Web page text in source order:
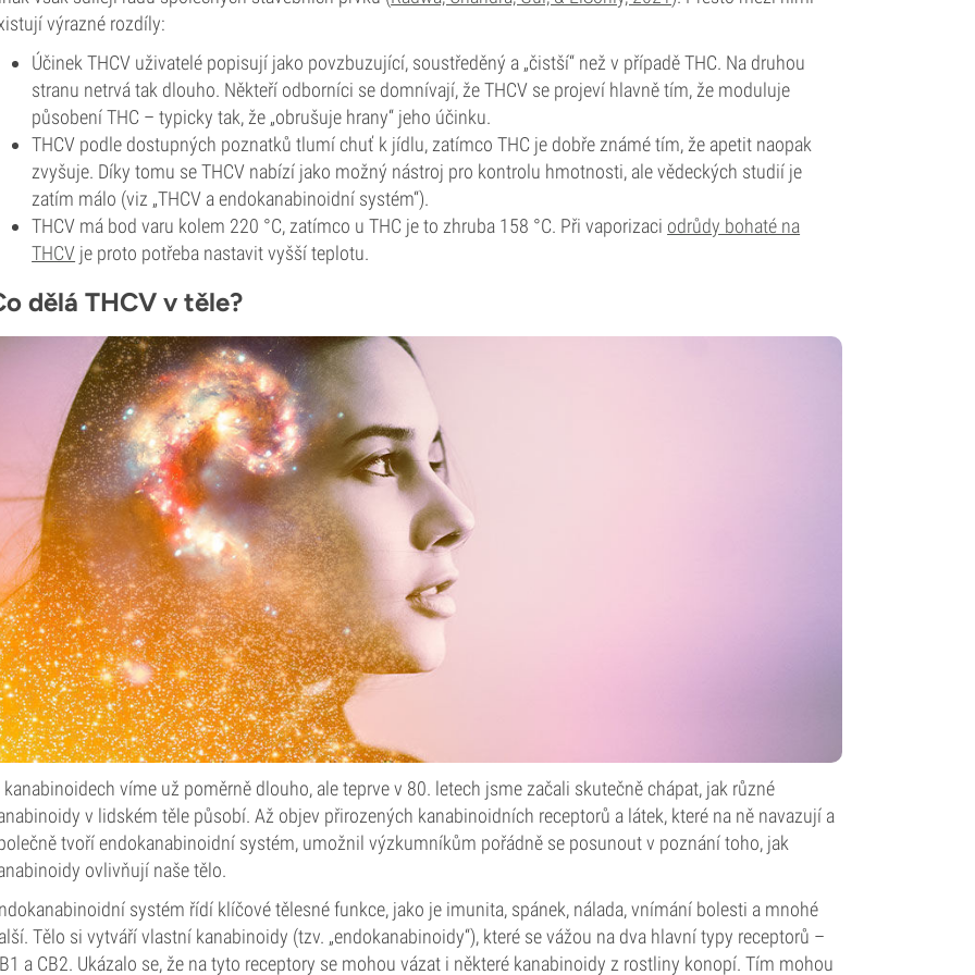
výrazné rozdíly:
Účinek THCV uživatelé popisují jako povzbuzující, soustředěný a „čistší“ než v případě THC. Na druhou
stranu netrvá tak dlouho. Někteří odborníci se domnívají, že THCV se projeví hlavně tím, že moduluje
působení THC – typicky tak, že „obrušuje hrany“ jeho účinku.
THCV podle dostupných poznatků tlumí chuť k jídlu, zatímco THC je dobře známé tím, že apetit naopak
zvyšuje. Díky tomu se THCV nabízí jako možný nástroj pro kontrolu hmotnosti, ale vědeckých studií je
zatím málo (viz „THCV a endokanabinoidní systém“).
THCV má bod varu kolem 220 °C, zatímco u THC je to zhruba 158 °C. Při vaporizaci odrůdy bohaté na
THCV je proto potřeba nastavit vyšší teplotu.
dělá THCV v těle?
kanabinoidech víme už poměrně dlouho, ale teprve v 80. letech jsme začali skutečně chápat, jak různé
v lidském těle působí. Až objev přirozených kanabinoidních receptorů a látek, které na ně navazují a
tvoří endokanabinoidní systém, umožnil výzkumníkům pořádně se posunout v poznání toho, jak
ovlivňují naše tělo.
systém řídí klíčové tělesné funkce, jako je imunita, spánek, nálada, vnímání bolesti a mnohé
Tělo si vytváří vlastní kanabinoidy (tzv. „endokanabinoidy“), které se vážou na dva hlavní typy receptorů –
a CB2. Ukázalo se, že na tyto receptory se mohou vázat i některé kanabinoidy z rostliny konopí. Tím mohou